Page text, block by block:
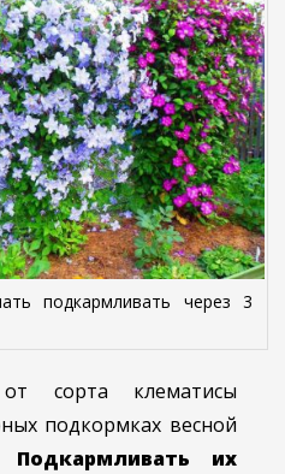
подкармливать через 3
сорта клематисы
подкормках весной
Подкармливать их